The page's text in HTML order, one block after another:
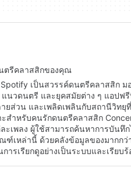
ตรีคลาสสิกของคุณ
เป็นสวรรค์ดนตรีคลาสสิก
แนวดนตรี และยุคสมัยต่าง ๆ แอป
ายส่วน และเพลิดเพลินกับสถานีวิท
ะสำหรับคนรักดนตรีคลาสสิก
ะเพลง ผู้ใช้สามารถค้นหาการบันทึ
ฑ์เหล่านี้ ด้วยคลังข้อมูลของมากก
รเรียกดูอย่างเป็นระบบและเรียบ